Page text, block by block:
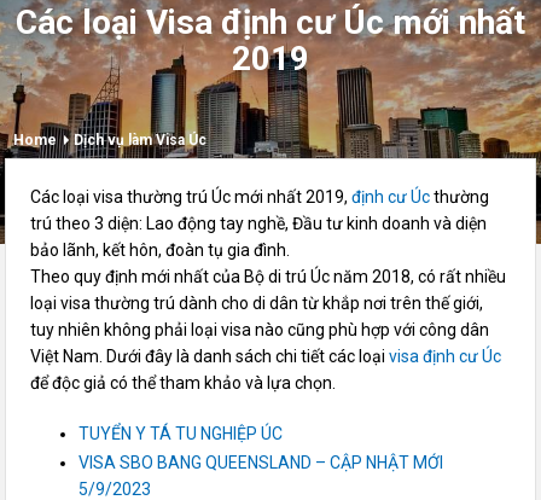
Các loại Visa định cư Úc mới nhất
2019
Home Dịch vụ làm Visa Úc
Các loại visa thường trú Úc mới nhất 2019,định cư Úcthường
trú theo 3 diện: Lao động tay nghề, Đầu tư kinh doanh và diện
bảo lãnh, kết hôn, đoàn tụ gia đình.
Theo quy định mới nhất của Bộ di trú Úc năm 2018, có rất nhiều
loại visa thường trú dành cho di dân từ khắp nơi trên thế giới,
tuy nhiên không phải loại visa nào cũng phù hợp với công dân
Việt Nam. Dưới đây là danh sách chi tiết các loạivisa định cư Úc
để độc giả có thể tham khảo và lựa chọn.
TUYỂN Y TÁ TU NGHIỆP ÚC
VISA SBO BANG QUEENSLAND – CẬP NHẬT MỚI
5/9/2023